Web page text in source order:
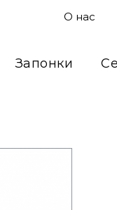
О нас
Запонки